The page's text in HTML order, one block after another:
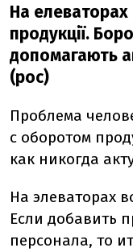
На елеваторах
продукції.
допомагають
(рос)
Проблема
с оборотом
как никогда
На элеваторах
Если добавить
персонала, то